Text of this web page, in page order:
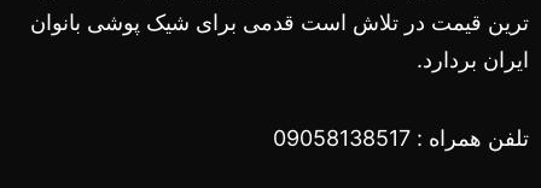
ترین قیمت در تلاش است قدمی برای شیک پوشی بانوان
ایران بردارد.
تلفن همراه : 09058138517